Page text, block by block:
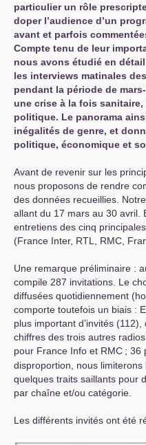
particulier un rôle
doper l’audience d’un
avant et parfois
Compte tenu de leur
nous avons étudié en
les interviews matinales
pendant la période de
une crise à la fois
politique. Le panorama
inégalités de genre, et
politique, économique et
Avant de revenir sur les
nous proposons de rendre
des données recueillies.
allant du 17 mars au 30 avril.
entretiens des cinq
(France Inter, RTL RMC ,
Une remarque préliminaire :
compile 287 invitations. Le
diffusées quotidiennement
comporte toutefois un biais :
plus important d’invités
chiffres des trois autres
pour France Info et RMC ; 36
disproportion, nous
quelques traits saillants pour
par chaîne et/ou catégorie.
Les différents invités ont été